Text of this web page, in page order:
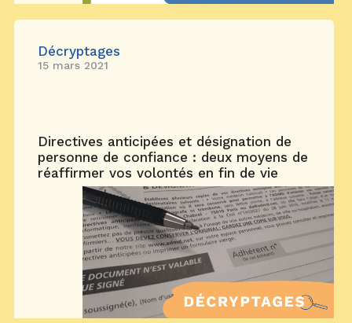
Décryptages
15 mars 2021
Directives anticipées et désignation de
personne de confiance : deux moyens de
réaffirmer vos volontés en fin de vie